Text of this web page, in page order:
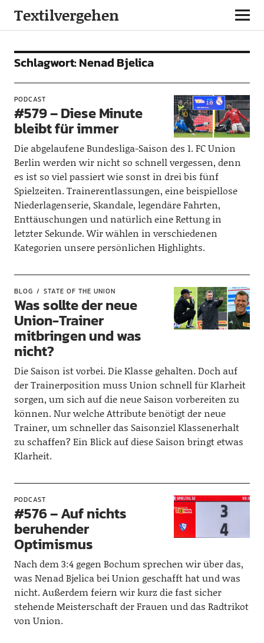
Textilvergehen
Schlagwort:Nenad Bjelica
PODCAST
#579 – Diese Minute
bleibt für immer
Die abgelaufene Bundesliga-Saison des 1. FC Union
Berlin werden wir nicht so schnell vergessen, denn
es ist so viel passiert wie sonst in drei bis fünf
Spielzeiten. Trainerentlassungen, eine beispiellose
Niederlagenserie, Skandale, legendäre Fahrten,
Enttäuschungen und natürlich eine Rettung in
letzter Sekunde. Wir wählen in verschiedenen
Kategorien unsere persönlichen Highlights.
BLOG STATE OF THE UNION
Was sollte der neue
Union-Trainer
mitbringen und was
nicht?
Die Saison ist vorbei. Die Klasse gehalten. Doch auf
der Trainerposition muss Union schnell für Klarheit
sorgen, um sich auf die neue Saison vorbereiten zu
können. Nur welche Attribute benötigt der neue
Trainer, um schneller das Saisonziel Klassenerhalt
zu schaffen? Ein Blick auf diese Saison bringt etwas
Klarheit.
PODCAST
#576 – Auf nichts
beruhender
Optimismus
Nach dem 3:4 gegen Bochum sprechen wir über das,
was Nenad Bjelica bei Union geschafft hat und was
nicht. Außerdem feiern wir kurz die fast sicher
stehende Meisterschaft der Frauen und das Radtrikot
von Union.